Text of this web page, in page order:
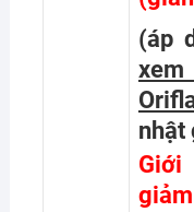
(áp
nhật